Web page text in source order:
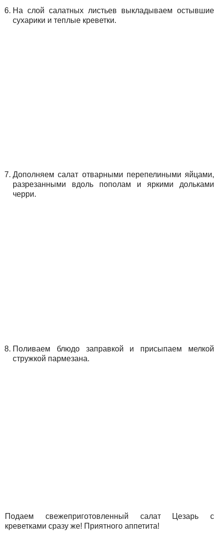
На слой салатных листьев выкладываем остывшие
сухарики и теплые креветки.
Дополняем салат отварными перепелиными яйцами,
разрезанными вдоль пополам и яркими дольками
черри.
Поливаем блюдо заправкой и присыпаем мелкой
стружкой пармезана.
Подаем свежеприготовленный салат Цезарь с
креветками сразу же! Приятного аппетита!